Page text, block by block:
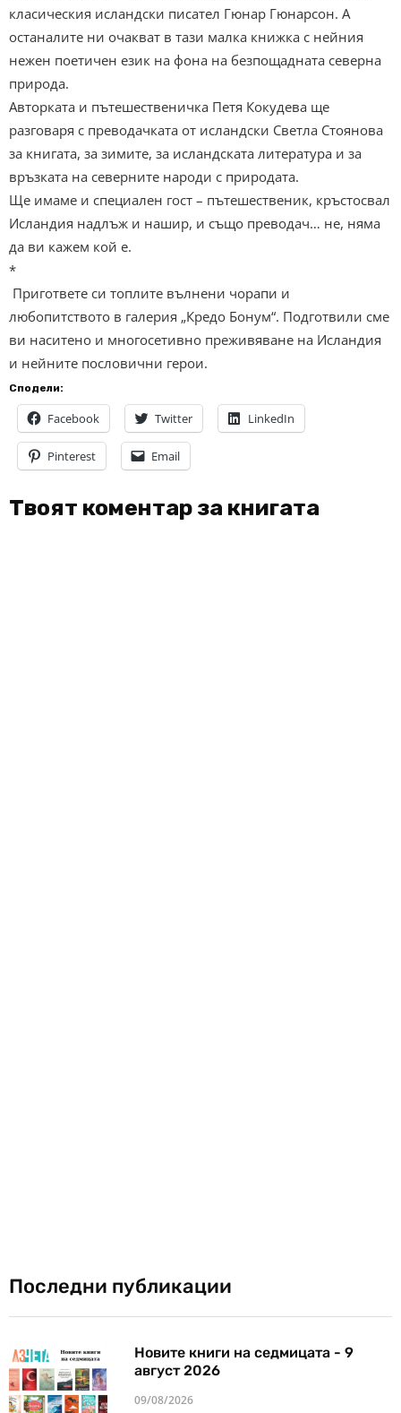
класическия исландски писател Гюнар Гюнарсон. А
останалите ни очакват в тази малка книжка с нейния
нежен поетичен език на фона на безпощадната северна
природа.
Авторката и пътешественичка Петя Кокудева ще
разговаря с преводачката от исландски Светла Стоянова
за книгата, за зимите, за исландската литература и за
връзката на северните народи с природата.
Ще имаме и специален гост – пътешественик, кръстосвал
Исландия надлъж и нашир, и също преводач… не, няма
да ви кажем кой е.
*
Пригответе си топлите вълнени чорапи и
любопитството в галерия „Кредо Бонум“. Подготвили сме
ви наситено и многосетивно преживяване на Исландия
и нейните пословични герои.
Сподели:
Facebook Twitter LinkedIn
Pinterest Email
Твоят коментар за книгата
Последни публикации
Новите книги на седмицата - 9
август 2026
09/08/2026